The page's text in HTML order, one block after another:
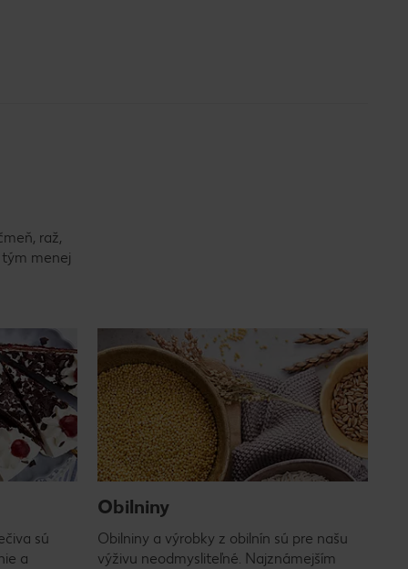
raž,
menej
sú
a
Obilniny
Obilniny a výrobky z obilnín sú pre našu
výživu neodmysliteľné. Najznámejším